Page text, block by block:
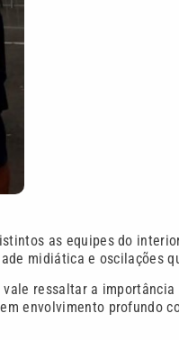
as equipes do
midiática e oscilações
ressaltar a
envolvimento profundo